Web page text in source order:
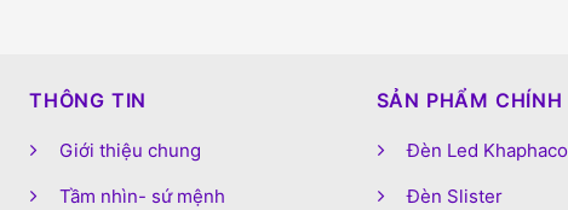
THÔNG TIN
Giới thiệu chung
Tầm nhìn- sứ mệnh
SẢN PHẨM CHÍNH
Đèn Led Khaphaco
Đèn Slister